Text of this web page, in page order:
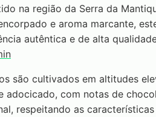
na região da Serra da
e aroma marcante,
autêntica e de alta
são cultivados em altitudes
adocicado, com notas de
respeitando as